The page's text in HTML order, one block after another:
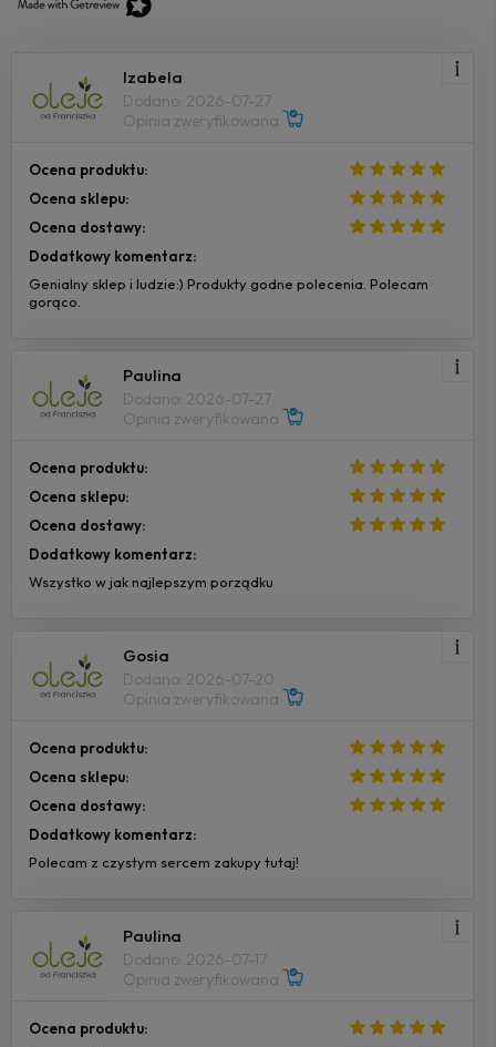
Izabela
Dodano: 2026-07-27
Opinia zweryfikowana
Ocena produktu:
Ocena sklepu:
Ocena dostawy:
Dodatkowy komentarz:
Genialny sklep i ludzie:) Produkty godne polecenia. Polecam
gorąco.
Paulina
Dodano: 2026-07-27
Opinia zweryfikowana
Ocena produktu:
Ocena sklepu:
Ocena dostawy:
Dodatkowy komentarz:
Wszystko w jak najlepszym porządku
Gosia
Dodano: 2026-07-20
Opinia zweryfikowana
Ocena produktu:
Ocena sklepu:
Ocena dostawy:
Dodatkowy komentarz:
Polecam z czystym sercem zakupy tutaj!
Paulina
Dodano: 2026-07-17
Opinia zweryfikowana
Ocena produktu: